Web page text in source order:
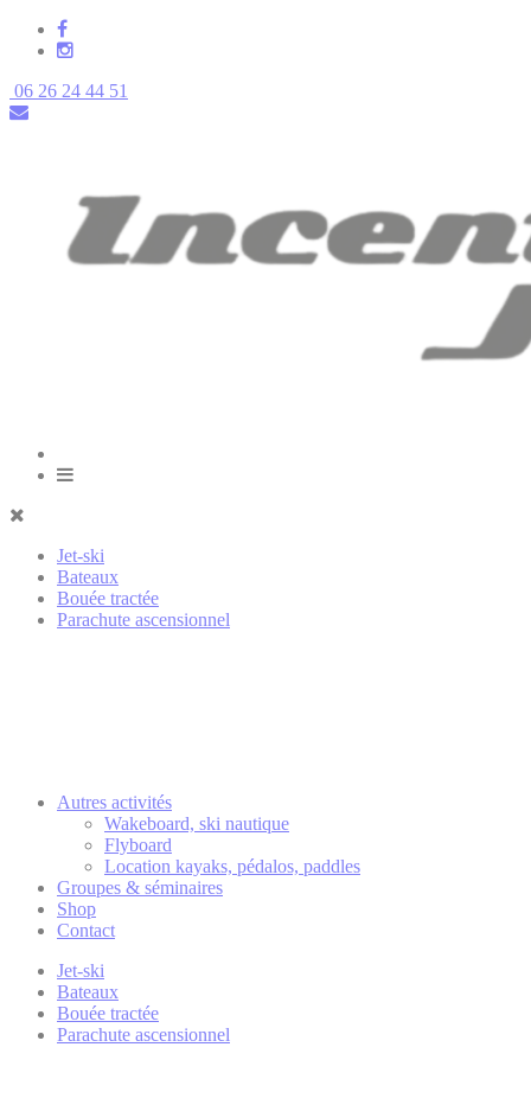
06 26 24 44 51
Jet-ski
Bateaux
Bouée tractée
Parachute ascensionnel
Autres activités
Wakeboard, ski nautique
Flyboard
Location kayaks, pédalos, paddles
Groupes & séminaires
Shop
Contact
Jet-ski
Bateaux
Bouée tractée
Parachute ascensionnel